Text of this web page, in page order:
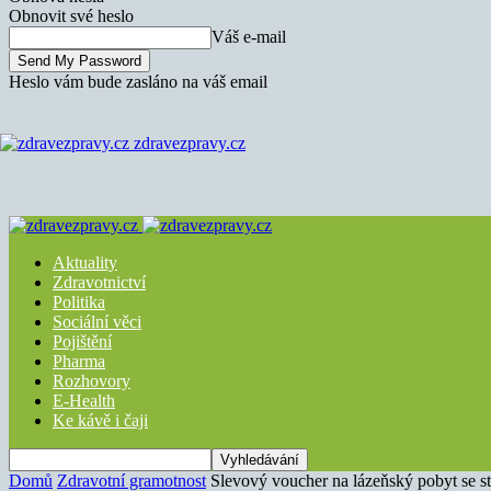
Obnovit své heslo
Váš e-mail
Heslo vám bude zasláno na váš email
zdravezpravy.cz
Aktuality
Zdravotnictví
Politika
Sociální věci
Pojištění
Pharma
Rozhovory
E-Health
Ke kávě i čaji
Domů Zdravotní gramotnost Slevový voucher na lázeňský pobyt se